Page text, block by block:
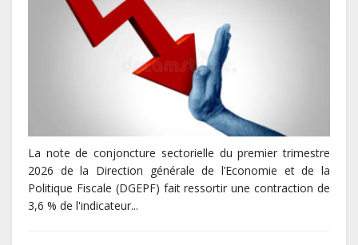
La note de conjoncture sectorielle du premier trimestre
2026 de la Direction générale de l’Economie et de la
Politique Fiscale (DGEPF) fait ressortir une contraction de
3,6 % de l'indicateur...